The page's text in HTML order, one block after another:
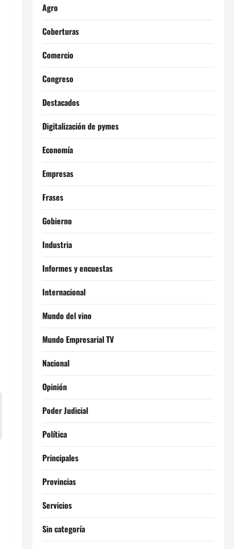
Agro
Coberturas
Comercio
Congreso
Destacados
Digitalización de pymes
Economía
Empresas
Frases
Gobierno
Industria
Informes y encuestas
Internacional
Mundo del vino
Mundo Empresarial TV
Nacional
Opinión
Poder Judicial
Política
Principales
Provincias
Servicios
Sin categoría